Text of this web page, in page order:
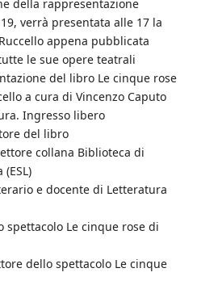
della rappresentazione
verrà presentata alle 17 la
appena pubblicata
le sue opere teatrali
del libro Le cinque rose
a cura di Vincenzo Caputo
Ingresso libero
del libro
collana Biblioteca di
e docente di Letteratura
spettacolo Le cinque rose di
dello spettacolo Le cinque